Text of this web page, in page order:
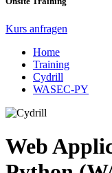
Kurs anfragen
Home
Training
Cydrill
WASEC-PY
Web